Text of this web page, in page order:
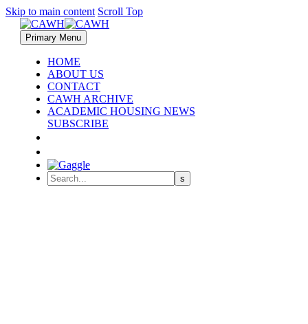
Skip to main content Scroll Top
Primary Menu
HOME
ABOUT US
CONTACT
CAWH ARCHIVE
ACADEMIC HOUSING NEWS
SUBSCRIBE